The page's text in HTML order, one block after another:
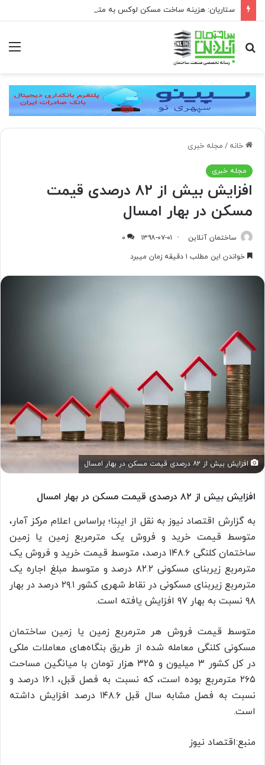
جستجو
برای
خانه / مجله خبری
مجله خبری
افزایش بیش از ۸۲ درصدی قیمت
مسکن در بهار امسال
ساختمان آنلاین ۱۳۹۸-۰۷-۰۱
۰
خواندن این مطلب ۱ دقیقه زمان میبرد
افزایش بیش از ۸۲ درصدی قیمت مسکن در بهار امسال
افزایش بیش از ۸۲ درصدی قیمت مسکن در بهار امسال
به گزارش اقتصاد نیوز به نقل از ایبِنا؛ براساس اعلام مرکز آمار،
متوسط قیمت خرید و فروش یک مترمربع زمین یا زمین
ساختمان کلنگی ۱۴۸.۶ درصد، متوسط قیمت خرید و فروش یک
مترمربع زیربنای مسکونی ۸۲.۲ درصد و متوسط مبلغ اجاره‎ یک
مترمربع زیربنای مسکونی در نقاط شهری کشور ٢٩.١ درصد در بهار
۹۸ نسبت به بهار ۹۷ افزایش یافته است.
متوسط قیمت فروش هر مترمربع زمین یا زمین ساختمان
مسکونی کلنگی معامله شده از طریق بنگاه‌های معاملات ملکی
در کل کشور ۳ میلیون و ۳۲۵ هزار تومان با میانگین مساحت
٢۶۵ مترمربع بوده است، که نسبت به فصل قبل، ۱۶.۱ درصد و
نسبت به فصل مشابه سال قبل ۱۴۸.۶ درصد افزایش داشته
است.
منبع:اقتصاد نیوز